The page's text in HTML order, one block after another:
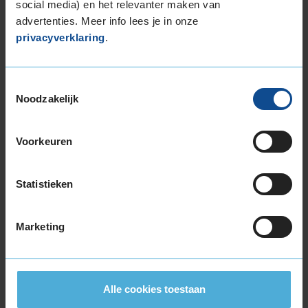
social media) en het relevanter maken van
advertenties. Meer info lees je in onze
privacyverklaring.
Noodzakelijk
Voorkeuren
Statistieken
Marketing
Alle cookies toestaan
Bandenmontagepakketten
Kies je
Montage